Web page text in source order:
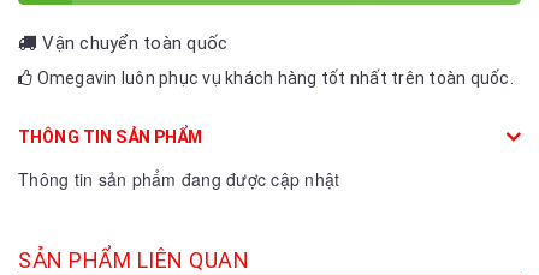
Vận chuyển toàn quốc
Omegavin luôn phục vụ khách hàng tốt nhất trên toàn quốc.
THÔNG TIN SẢN PHẨM
Thông tin sản phẩm đang được cập nhật
SẢN PHẨM LIÊN QUAN